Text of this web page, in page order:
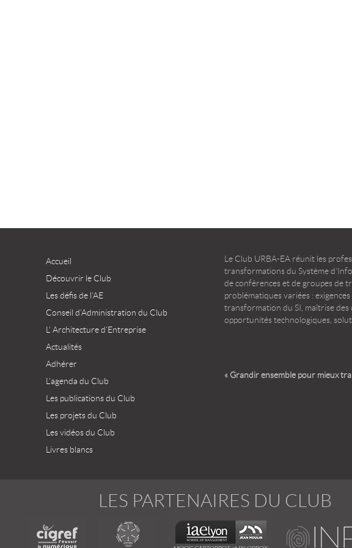
Accueil
Découvrir le Club
Les défis de l’AE
Conseil d’Administration du Club
L’ Architecture d’Entreprise
Actualités
Adhérer
L’agenda du Club
Les publications du Club
Les projets du Club
Les vidéos du Club
Livres blancs
Le Club URBA-EA réunit les
transformations du Système
de conférences et de groupes de
problématiques variées :
transformation du SI, maîtrise des
opportunités technologiques,
« Grandir ensemble pour mieux
LES PARTENAIRES DU CLUB